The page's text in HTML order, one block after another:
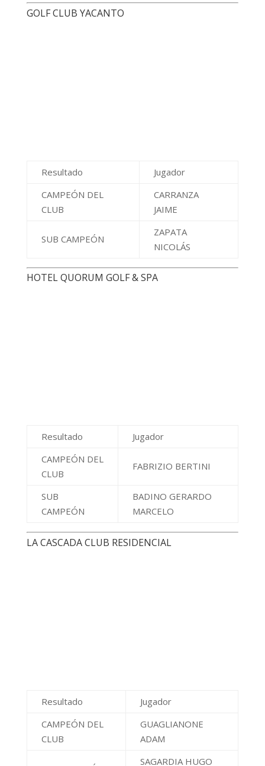
GOLF CLUB YACANTO
Resultado
CAMPEÓN DEL
CLUB
GUAGLIANONE
ADAM
SUB CAMPEÓN
SAGARDIA HUGO
JAVIER
Resultados
Jugador
CAMPEÓN DEL
NATTERO